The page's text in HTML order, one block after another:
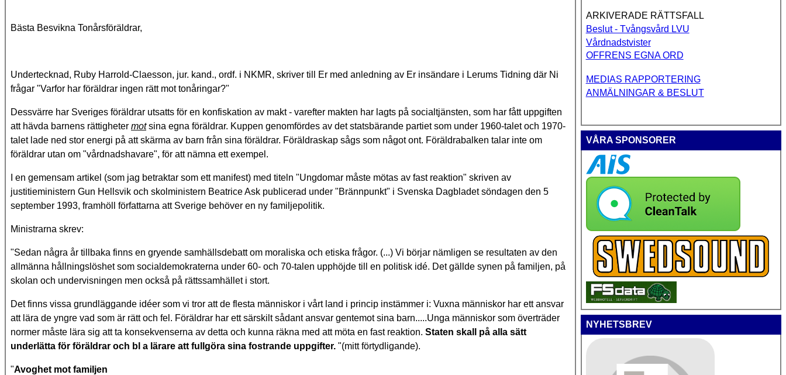
Bästa Besvikna Tonårsföräldrar,
Undertecknad, Ruby Harrold-Claesson, jur. kand., ordf. i NKMR, skriver till Er med anledning av Er insändare i Lerums Tidning där Ni
frågar "Varfor har föräldrar ingen rätt mot tonåringar?"
Dessvärre har Sveriges föräldrar utsatts för en konfiskation av makt - varefter makten har lagts på socialtjänsten, som har fått uppgiften
att hävda barnens rättigheter motsina egna föräldrar. Kuppen genomfördes av det statsbärande partiet som under 1960-talet och 1970-
talet lade ned stor energi på att skärma av barn från sina föräldrar. Föräldraskap sågs som något ont. Föräldrabalken talar inte om
föräldrar utan om "vårdnadshavare", för att nämna ett exempel.
I en gemensam artikel (som jag betraktar som ett manifest) med titeln "Ungdomar måste mötas av fast reaktion" skriven av
justitieministern Gun Hellsvik och skolministern Beatrice Ask publicerad under "Brännpunkt" i Svenska Dagbladet söndagen den 5
september 1993, framhöll författarna att Sverige behöver en ny familjepolitik.
Ministrarna skrev:
"Sedan några år tillbaka finns en gryende samhällsdebatt om moraliska och etiska frågor. (...) Vi börjar nämligen se resultaten av den
allmänna hållningslöshet som socialdemokraterna under 60- och 70-talen upphöjde till en politisk idé. Det gällde synen på familjen, på
skolan och undervisningen men också på rättssamhället i stort.
Det finns vissa grundläggande idéer som vi tror att de flesta människor i vårt land i princip instämmer i: Vuxna människor har ett ansvar
att lära de yngre vad som är rätt och fel. Föräldrar har ett särskilt sådant ansvar gentemot sina barn.....Unga människor som överträder
normer måste lära sig att ta konsekvenserna av detta och kunna räkna med att möta en fast reaktion. Staten skall på alla sätt
underlätta för föräldrar och bl a lärare att fullgöra sina fostrande uppgifter. "(mitt förtydligande).
"Avoghet mot familjen
ARKIVERADE RÄTTSFALL
Beslut - Tvångsvård LVU
Vårdnadstvister
OFFRENS EGNA ORD
MEDIAS RAPPORTERING
ANMÄLNINGAR & BESLUT
VÅRA SPONSORER
NYHETSBREV